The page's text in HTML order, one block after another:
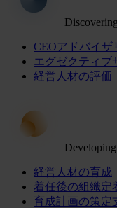
CEOアドバイザ
エグゼクティブ
経営人材の評価
経営人材の育成
着任後の組織定
育成計画の策定